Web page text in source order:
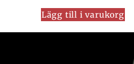
Lägg till i varukorg